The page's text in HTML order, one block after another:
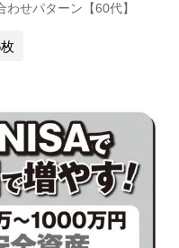
わせパターン【60代】